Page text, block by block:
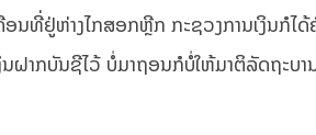
ນທີ່ຢູ່ຫ່າງໄກສອກຫຼີກ ກະຊວງການເງິນກໍໄ
ງິນຝາກບັນຊີໄວ້ ບໍ່ມາຖອນກໍບໍ່ໃຫ້ມາຕິລັດຖະບ